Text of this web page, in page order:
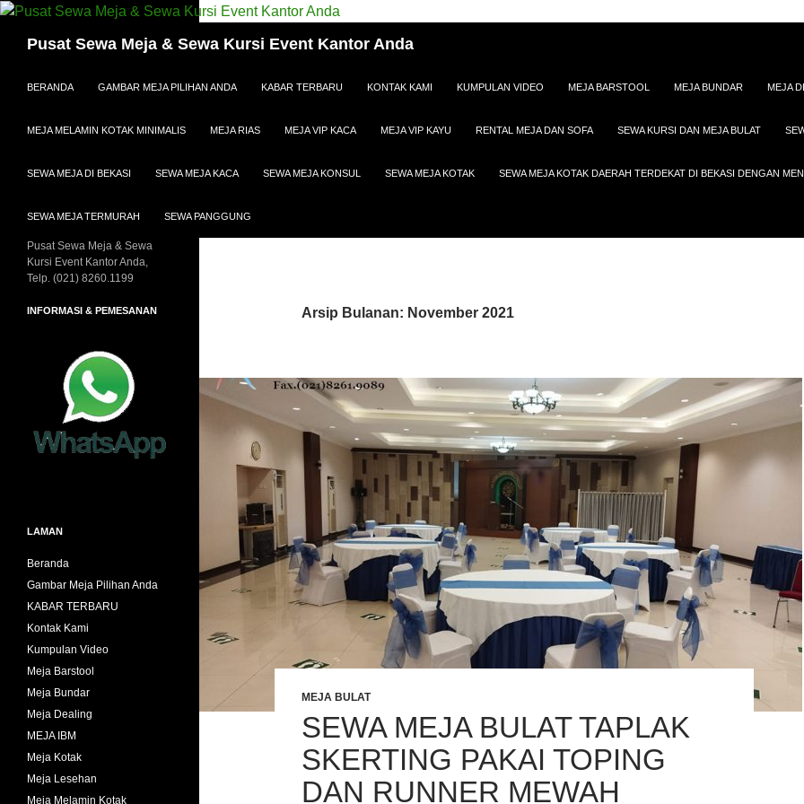
Pusat Sewa Meja & Sewa Kursi Event Kantor Anda
BERANDA
GAMBAR MEJA PILIHAN ANDA KABAR TERBARU KONTAK KAMI KUMPULAN VIDEO MEJA BARSTOOL MEJA BUNDAR MEJA
MEJA MELAMIN KOTAK MINIMALIS MEJA RIAS MEJA VIP KACA MEJA VIP KAYU RENTAL MEJA DAN SOFA SEWA KURSI DAN MEJA BULAT
SEWA MEJA DI BEKASI SEWA MEJA KACA SEWA MEJA KONSUL SEWA MEJA KOTAK SEWA MEJA KOTAK DAERAH TERDEKAT DI BEKASI DENGAN
SEWA MEJA TERMURAH SEWA PANGGUNG
Arsip Bulanan: November 2021
MEJA BULAT
SEWA MEJA BULAT TAPLAK
SKERTING PAKAI TOPING
DAN RUNNER MEWAH
Pusat Sewa Meja & Sewa
Kursi Event Kantor Anda,
Telp. (021) 8260.1199
INFORMASI & PEMESANAN
LAMAN
Beranda
Gambar Meja Pilihan Anda
KABAR TERBARU
Kontak Kami
Kumpulan Video
Meja Barstool
Meja Bundar
Meja Dealing
MEJA IBM
Meja Kotak
Meja Lesehan
Meja Melamin Kotak